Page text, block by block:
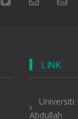
LINK
Universiti
Abdullah